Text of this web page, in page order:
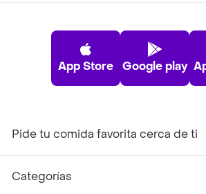
App Store Google play
Pide tu comida favorita cerca de ti
Categorías